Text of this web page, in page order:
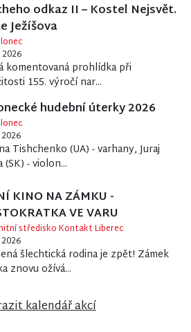
odkaz II – Kostel Nejsvět.
Ježíšova
2026
komentovaná prohlídka při
155. výročí nar...
hudební úterky 2026
Tishchenko (UA) - varhany, Juraj
(SK) - violon...
KINO NA ZÁMKU -
VE VARU
středisko Kontakt Liberec
šlechtická rodina je zpět! Zámek
znovu ožívá...
kalendář akcí